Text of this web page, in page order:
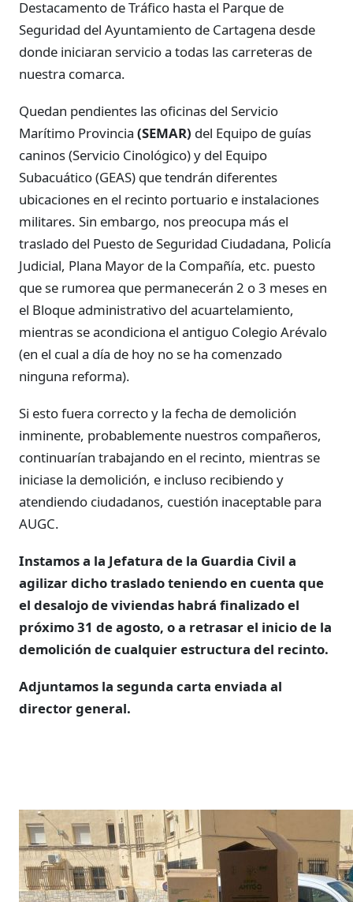
Destacamento de Tráfico hasta el Parque de
Seguridad del Ayuntamiento de Cartagena desde
donde iniciaran servicio a todas las carreteras de
nuestra comarca.
Quedan pendientes las oficinas del Servicio
Marítimo Provincia (SEMAR) del Equipo de guías
caninos (Servicio Cinológico) y del Equipo
Subacuático (GEAS) que tendrán diferentes
ubicaciones en el recinto portuario e instalaciones
militares. Sin embargo, nos preocupa más el
traslado del Puesto de Seguridad Ciudadana, Policía
Judicial, Plana Mayor de la Compañía, etc. puesto
que se rumorea que permanecerán 2 o 3 meses en
el Bloque administrativo del acuartelamiento,
mientras se acondiciona el antiguo Colegio Arévalo
(en el cual a día de hoy no se ha comenzado
ninguna reforma).
Si esto fuera correcto y la fecha de demolición
inminente, probablemente nuestros compañeros,
continuarían trabajando en el recinto, mientras se
iniciase la demolición, e incluso recibiendo y
atendiendo ciudadanos, cuestión inaceptable para
AUGC.
Instamos a la Jefatura de la Guardia Civil a
agilizar dicho traslado teniendo en cuenta que
el desalojo de viviendas habrá finalizado el
próximo 31 de agosto, o a retrasar el inicio de la
demolición de cualquier estructura del recinto.
Adjuntamos la segunda carta enviada al
director general.